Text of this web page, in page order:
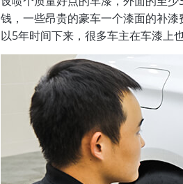
钱，一些昂贵的豪车一个漆面的补
以5年时间下来，很多车主在车漆上